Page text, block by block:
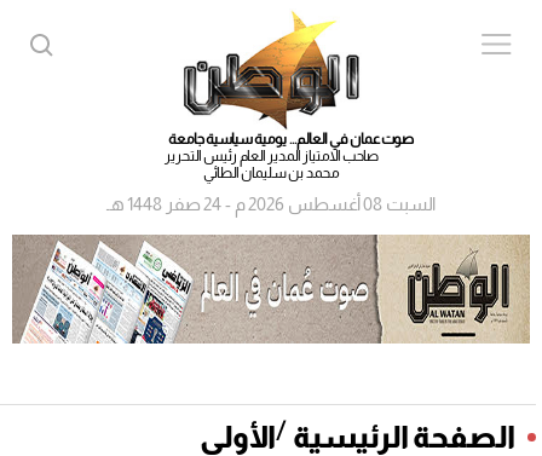
صوت عمان في العالم... يومية سياسية جامعة
صاحب الامتياز المدير العام رئيس التحرير
محمد بن سليمان الطائي
السبت 08 أغسطس 2026 م - 24 صفر 1448 هـ
الصفحة الرئيسية /الأولى